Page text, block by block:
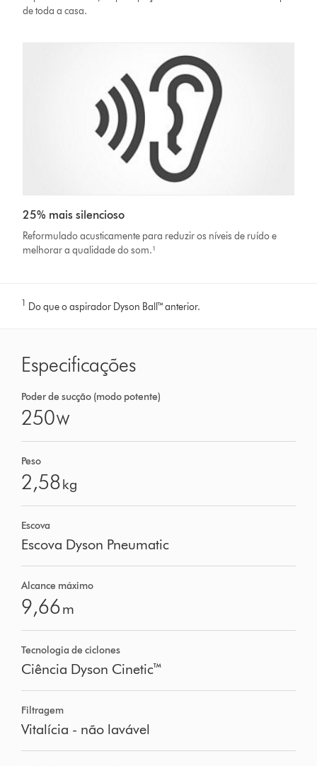
de toda a casa.
25% mais silencioso
Reformulado acusticamente para reduzir os níveis de ruído e
melhorar a qualidade do som.¹
1 Do que o aspirador Dyson Ball™ anterior.
Especificações
Poder de sucção (modo potente)
250W
Peso
2,58kg
Escova
Escova Dyson Pneumatic
Alcance máximo
9,66m
Tecnologia de ciclones
Ciência Dyson Cinetic™
Filtragem
Vitalícia - não lavável